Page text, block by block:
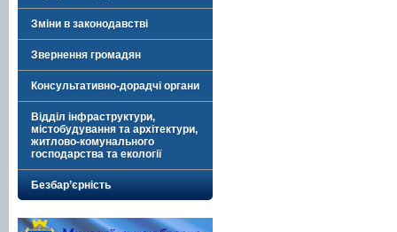
Зміни в законодавстві
Звернення громадян
Консультативно-дорадчі органи
Відділ інфраструктури,
містобудування та архітектури,
житлово-комунального
господарства та екології
Безбар’єрність